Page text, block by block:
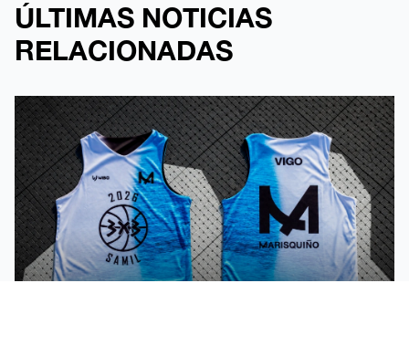
ÚLTIMAS NOTICIAS
RELACIONADAS